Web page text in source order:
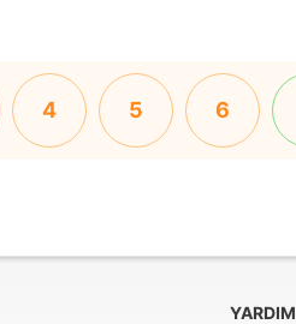
4 5 6
YARDIM